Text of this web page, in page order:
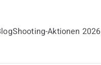
Shooting-Aktionen 2026